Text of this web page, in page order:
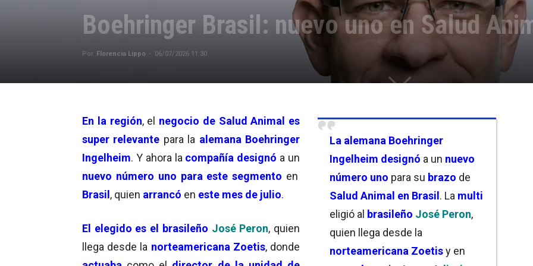
Boehringer Brasil: nuevo uno en Salud
Por Florencia Lippo - 06/07/2026 11:30
La alemana Boehringer
Ingelheim designó a un nuevo
número uno para su brazo de
Salud Animal en Brasil. La multi
eligió al brasileño José Peron,
quien llega desde la
norteamericana Zoetisy en
En la región, el negocio de Salud Animal es
super relevante para la alemana Boehringer
Ingelheim. Y ahora la compañía designó a un
nuevo número uno para este segmento en
Brasil, quien arrancó en este mes de julio.
El elegido es el brasileño José Peron, quien
llega desde la norteamericana Zoetis, donde